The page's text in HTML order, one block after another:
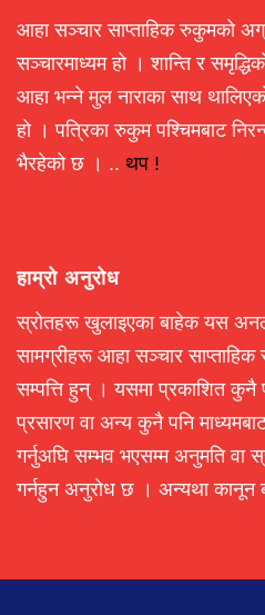
आहा सञ्चार साप्ताहिक रुकुमको
सञ्चारमाध्यम हो । शान्ति र
आहा भन्ने मुल नाराका साथ
हो । पत्रिका रुकुम पश्चिमबाट
भैरहेको छ । .. थप !
हाम्रो अनुरोध
स्रोतहरू खुलाइएका बाहेक यस
सामग्रीहरू आहा सञ्चार
सम्पत्ति हुन् । यसमा प्रकाशित कुनै
प्रसारण वा अन्य कुनै पनि
गर्नुअघि सम्भव भएसम्म अनुमति वा
गर्नहुन अनुरोध छ । अन्यथा कानून